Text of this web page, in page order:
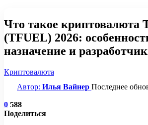
Что такое криптовалюта
(TFUEL) 2026:
назначение и
Криптовалюта
Автор: Илья Вайнер Последнее
0 588
Поделиться